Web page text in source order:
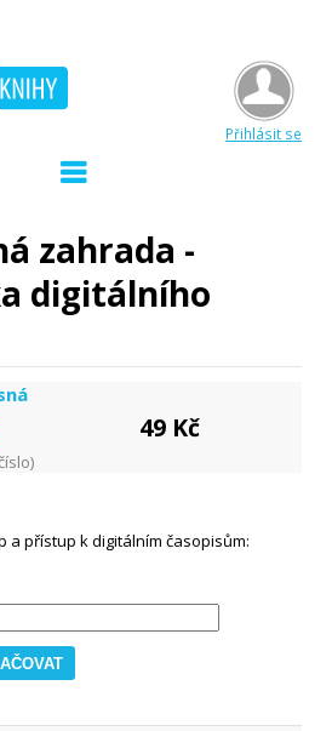
Přihlásit se
zahrada -
digitálního
49 Kč
a přístup k digitálním časopisům: